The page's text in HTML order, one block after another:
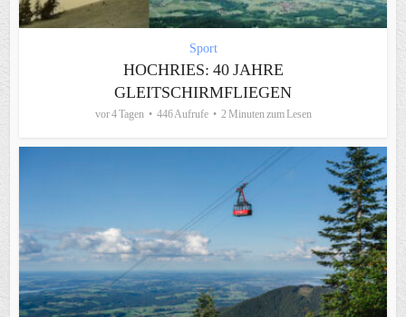
Sport
HOCHRIES: 40 JAHRE
GLEITSCHIRMFLIEGEN
vor 4 Tagen 446 Aufrufe 2 Minuten zum Lesen